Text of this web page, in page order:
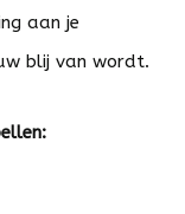
aan je
blij van wordt.